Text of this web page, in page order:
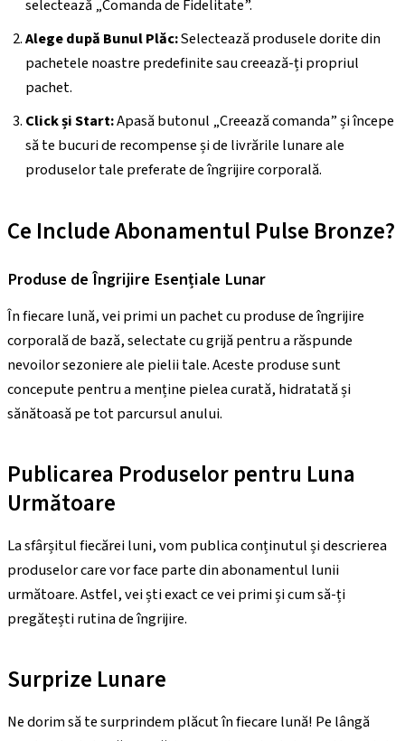
selectează „Comanda de Fidelitate”.
Alege după Bunul Plăc:Selectează produsele dorite din
pachetele noastre predefinite sau creează-ți propriul
pachet.
Click și Start:Apasă butonul „Creează comanda” și începe
să te bucuri de recompense și de livrările lunare ale
produselor tale preferate de îngrijire corporală.
Ce Include Abonamentul Pulse Bronze?
Produse de Îngrijire Esențiale Lunar
În fiecare lună, vei primi un pachet cu produse de îngrijire
corporală de bază, selectate cu grijă pentru a răspunde
nevoilor sezoniere ale pielii tale. Aceste produse sunt
concepute pentru a menține pielea curată, hidratată și
sănătoasă pe tot parcursul anului.
Publicarea Produselor pentru Luna
Următoare
La sfârșitul fiecărei luni, vom publica conținutul și descrierea
produselor care vor face parte din abonamentul lunii
următoare. Astfel, vei ști exact ce vei primi și cum să-ți
pregătești rutina de îngrijire.
Surprize Lunare
Ne dorim să te surprindem plăcut în fiecare lună! Pe lângă